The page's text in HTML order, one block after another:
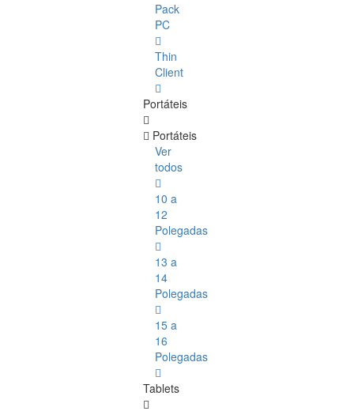
Pack
PC
Thin
Client
Portáteis
Portáteis
Ver
todos
10 a
12
Polegadas
13 a
14
Polegadas
15 a
16
Polegadas
Tablets